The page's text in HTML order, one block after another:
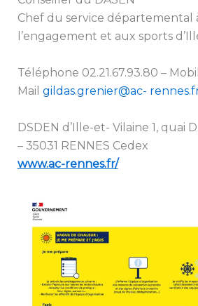
Chef du service départemental
l’engagement et aux sports
Téléphone 02.21.67.93.80 –
Mail gildas.grenier@ac-
DSDEN d’Ille-et- Vilaine 1, quai
– 35031 RENNES Cedex
www.ac-rennes.fr/